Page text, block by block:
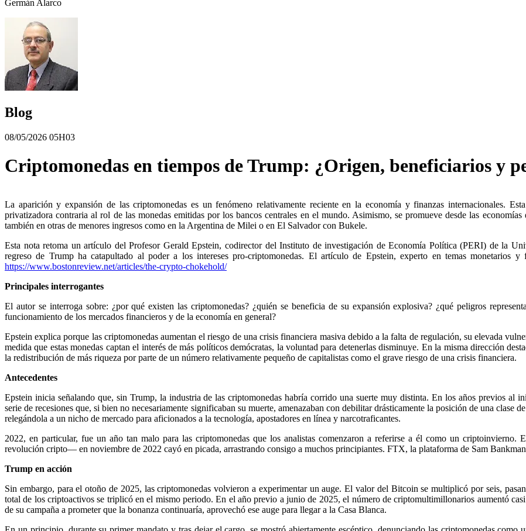
Germán Alarco
Blog
08/05/2026 05H03
Criptomonedas en tiempos de Trump: ¿Origen, beneficiarios y
La aparición y expansión de las criptomonedas es un fenómeno relativamente reciente en la economía y finanzas internacionales.
privatizadora contraria al rol de las monedas emitidas por los bancos centrales en el mundo. Asimismo, se promueve desde las
también en otras de menores ingresos como en la Argentina de Milei o en El Salvador con Bukele.
Esta nota retoma un artículo del Profesor Gerald Epstein, codirector del Instituto de investigación de Economía Política (PERI) de la
regreso de Trump ha catapultado al poder a los intereses pro-criptomonedas. El artículo de Epstein, experto en temas monetarios
https://www.bostonreview.net/articles/the-crypto-chokehold/
Principales interrogantes
El autor se interroga sobre: ¿por qué existen las criptomonedas? ¿quién se beneficia de su expansión explosiva? ¿qué peligros
funcionamiento de los mercados financieros y de la economía en general?
Epstein explica porque las criptomonedas aumentan el riesgo de una crisis financiera masiva debido a la falta de regulación, su elevada
medida que estas monedas captan el interés de más políticos demócratas, la voluntad para detenerlas disminuye. En la misma dirección
la redistribución de más riqueza por parte de un número relativamente pequeño de capitalistas como el grave riesgo de una crisis financiera.
Antecedentes
Epstein inicia señalando que, sin Trump, la industria de las criptomonedas habría corrido una suerte muy distinta. En los años previos al
serie de recesiones que, si bien no necesariamente significaban su muerte, amenazaban con debilitar drásticamente la posición de una clase
relegándola a un nicho de mercado para aficionados a la tecnología, apostadores en línea y narcotraficantes.
2022, en particular, fue un año tan malo para las criptomonedas que los analistas comenzaron a referirse a él como un
revolución cripto— en noviembre de 2022 cayó en picada, arrastrando consigo a muchos principiantes. FTX, la plataforma de Sam
Trump en acción
Sin embargo, para el otoño de 2025, las criptomonedas volvieron a experimentar un auge. El valor del Bitcoin se multiplicó por seis,
total de los criptoactivos se triplicó en el mismo periodo. En el año previo a junio de 2025, el número de criptomultimillonarios aumentó
de su campaña a prometer que la bonanza continuaría, aprovechó ese auge para llegar a la Casa Blanca.